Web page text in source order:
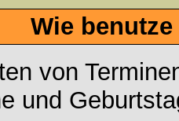
Wie
von
und